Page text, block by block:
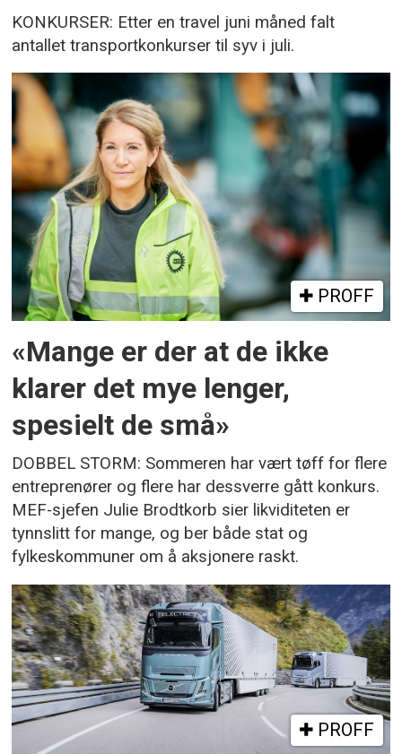
KONKURSER: Etter en travel juni måned falt
antallet transportkonkurser til syv i juli.
PROFF
«Mange er der at de ikke
klarer det mye lenger,
spesielt de små»
DOBBEL STORM: Sommeren har vært tøff for flere
entreprenører og flere har dessverre gått konkurs.
MEF-sjefen Julie Brodtkorb sier likviditeten er
tynnslitt for mange, og ber både stat og
fylkeskommuner om å aksjonere raskt.
PROFF